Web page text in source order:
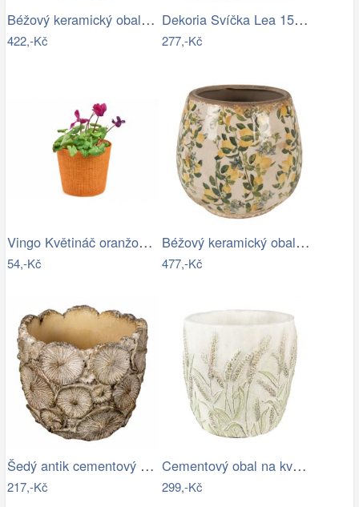
Béžový keramický obal na květináč s…
422,-Kč
Dekoria Svíčka Lea 15cm coffee, 7 x 15…
277,-Kč
Vingo Květináč oranžový s igelitovou…
54,-Kč
Béžový keramický obal na květináč s…
477,-Kč
Šedý antik cementový zdobený květináč S…
217,-Kč
Cementový obal na květináč s jitrocelem…
299,-Kč